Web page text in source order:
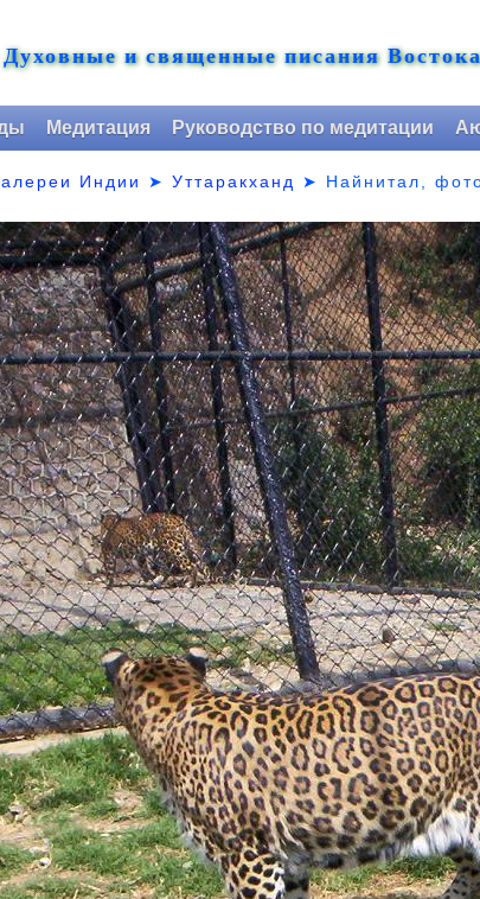
Духовные и священные писания
Медитация Руководство по медитации
Индии ➤Уттаракханд ➤ Найнитал,